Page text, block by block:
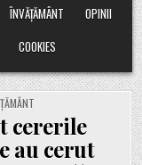
ÎNVĂȚĂMÂNT
OPINII
COOKIES
cererile
au cerut